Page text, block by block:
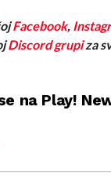
Facebook,
Discord grupiza
na Play!